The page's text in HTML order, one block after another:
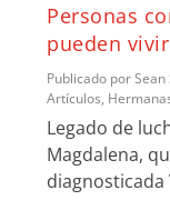
Personas
pueden
Publicado porSean
Artículos,
Legado de
Magdalena,
diagnosticada